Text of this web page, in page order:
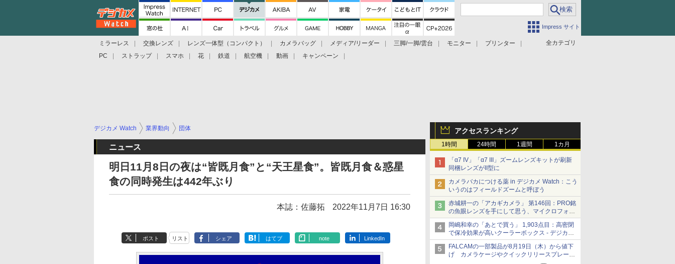
Impress サイト
全カテゴリ
ミラーレス 交換レンズ レンズ一体型（コンパクト） カメラバッグ メディア/リーダー 三脚/一脚/雲台 モニター
プリンター
PC
ストラップ スマホ 花 鉄道 航空機 動画 キャンペーン
アクセスランキング
1時間 24時間 1週間 1カ月
「α7 IV」「α7 III」ズームレンズキットが刷新
同梱レンズがII型に
カメラバカにつける薬 in デジカメ Watch：こう
いうのはフィールドズームと呼ぼう
赤城耕一の「アカギカメラ」 第146回：PRO銘
の魚眼レンズを手にして思う、マイクロフォー
サーズへの期待と可能性
岡嶋和幸の「あとで買う」 1,903点目：高密閉
で保冷効果が高いクーラーボックス - デジカメ
Watch
FALCAMの一部製品が8月19日（木）から値下
げ カメラケージやクイックリリースプレート
デジカメ Watch 業界動向 団体
ニュース
明日11月8日の夜は“皆既月食”と“天王星食”。皆既月食＆惑星
食の同時発生は442年ぶり
本誌：佐藤拓 2022年11月7日 16:30
ポスト リスト シェア はてブ note LinkedIn